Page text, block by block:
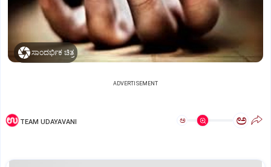
ಸಾಂದರ್ಭಿಕ ಚಿತ್ರ
ADVERTISEMENT
TEAM UDAYAVANI ಅ ಅ